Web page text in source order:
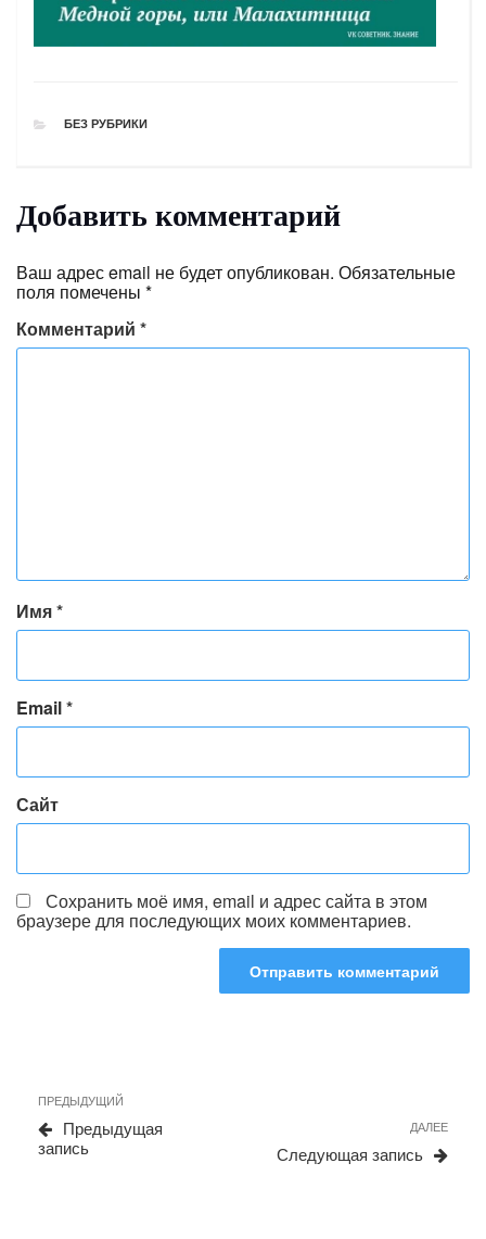
РУБРИКИ
БЕЗ РУБРИКИ
Добавить комментарий
Ваш адрес email не будет опубликован. Обязательные
поля помечены *
Комментарий *
Имя*
Email*
Сайт
Сохранить моё имя, email и адрес сайта в этом
браузере для последующих моих комментариев.
записям
Предыдущая
запись
ПРЕДЫДУЩИЙ
Предыдущая
запись
ДАЛЕЕ
Следующая запись